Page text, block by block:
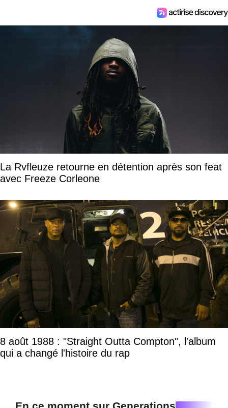
La Rvfleuze retourne en détention après son feat
avec Freeze Corleone
8 août 1988 : "Straight Outta Compton", l'album
qui a changé l'histoire du rap
En ce moment sur Generations